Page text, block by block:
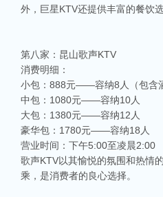
外，巨星KTV还提供丰富的餐饮
第八家：昆山歌声KTV
消费明细：
小包：888元——容纳8人（包含
中包：1080元——容纳10人
大包：1380元——容纳12人
豪华包：1780元——容纳18人
营业时间：下午5:00至凌晨2:00
歌声KTV以其愉悦的氛围和热情
乘，是消费者的良心选择。